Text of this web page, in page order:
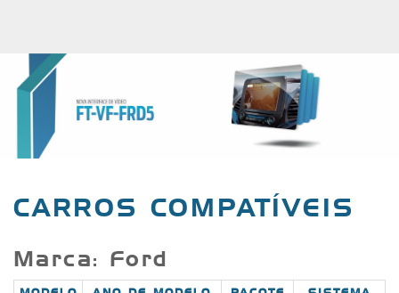
CARROS COMPATÍVEIS
Marca: Ford